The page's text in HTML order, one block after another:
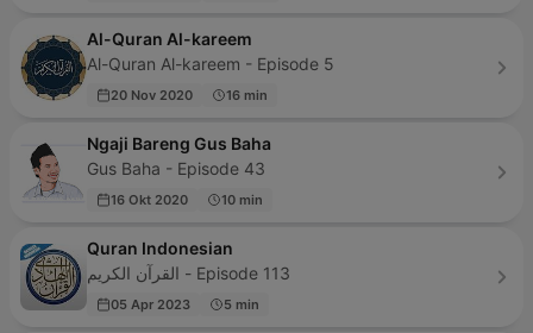
Al-Quran Al-kareem
Al-Quran Al-kareem - Episode 5
20 Nov 2020 16 min
Ngaji Bareng Gus Baha
Gus Baha - Episode 43
16 Okt 2020 10 min
Quran Indonesian
القرآن الكريم - Episode 113
05 Apr 2023 5 min